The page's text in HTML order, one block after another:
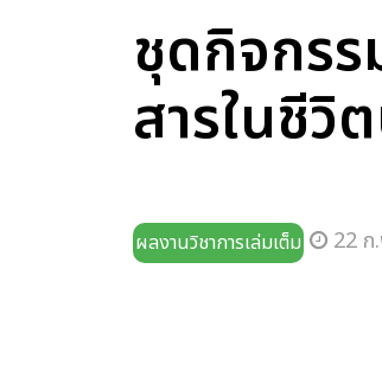
ชุดกิจกรร
สารในชี
ผลงานวิชาการเล่มเต็ม 22 ก